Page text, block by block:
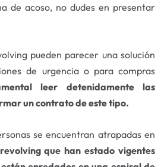
de acoso, no dudes en presentar
pueden parecer una solución
de urgencia o para compras
leer detenidamente las
un contrato de este tipo.
se encuentran atrapadas en
que han estado vigentes